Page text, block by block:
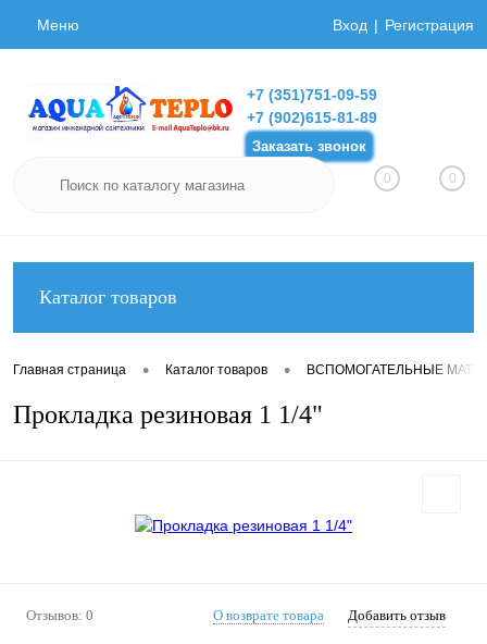
Меню Вход Регистрация
+7 (351)751-09-59
+7 (902)615-81-89
Заказать звонок
0 0
Каталог товаров
Главная страница • Каталог товаров • ВСПОМОГАТЕЛЬНЫЕ
Прокладка резиновая 1 1/4"
Отзывов: 0 О возврате товара Добавить отзыв